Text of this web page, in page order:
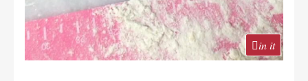
in it